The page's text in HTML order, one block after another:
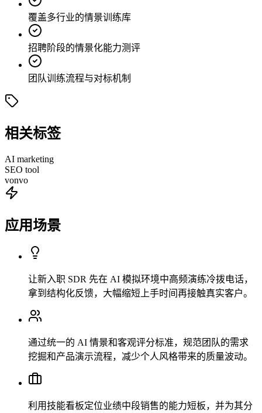
覆盖多行业的情景训练库
招聘阶段的情景化能力测评
团队训练流程与对标机制
相关标签
AI marketing
SEO tool
vonvo
应用场景
让新入职 SDR 先在 AI 模拟环境中高频演练冷拨电话，
拿到结构化反馈，大幅缩短上手时间再接触真实客户。
通过统一的 AI 情景和客观评分标准，规范团队的需求
挖掘和产品演示流程，减少个人风格带来的质量波动。
利用技能看板定位业绩中段销售的能力短板，并为其分